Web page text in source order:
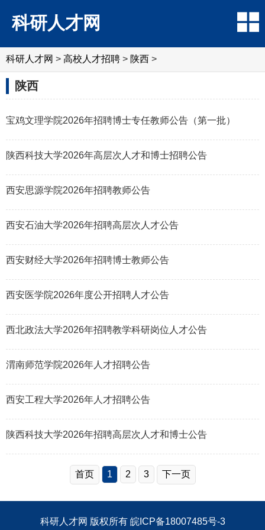
科研人才网
科研人才网 > 高校人才招聘 > 陕西 >
陕西
宝鸡文理学院2026年招聘博士专任教师公告（第一批）
陕西科技大学2026年高层次人才和博士招聘公告
西安思源学院2026年招聘教师公告
西安石油大学2026年招聘高层次人才公告
西安财经大学2026年招聘博士教师公告
西安医学院2026年度公开招聘人才公告
西北政法大学2026年招聘教学科研岗位人才公告
渭南师范学院2026年人才招聘公告
西安工程大学2026年人才招聘公告
陕西科技大学2026年招聘高层次人才和博士公告
首页 1 2 3 下一页
科研人才网 版权所有 皖ICP备18007485号-3